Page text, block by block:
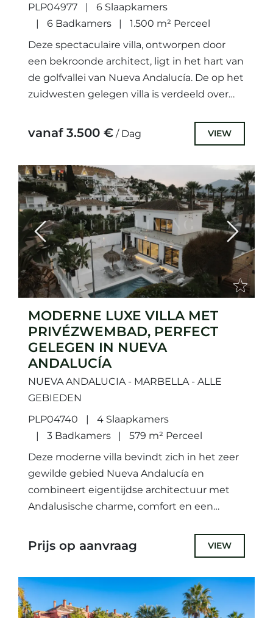
PLP04977
6 Slaapkamers
6 Badkamers
1.500 m² Perceel
Deze spectaculaire villa, ontworpen door
een bekroonde architect, ligt in het hart van
de golfvallei van Nueva Andalucía. De op het
zuidwesten gelegen villa is verdeeld over
vanaf 3.500 € / Dag VIEW
Previous Next
MODERNE LUXE VILLA MET
PRIVÉZWEMBAD, PERFECT
GELEGEN IN NUEVA
ANDALUCÍA
NUEVA ANDALUCIA - MARBELLA - ALLE
GEBIEDEN
PLP04740
4 Slaapkamers
3 Badkamers
579 m² Perceel
Deze moderne villa bevindt zich in het zeer
gewilde gebied Nueva Andalucía en
combineert eigentijdse architectuur met
Andalusische charme, comfort en een
strand en alle...
Prijs op aanvraag VIEW